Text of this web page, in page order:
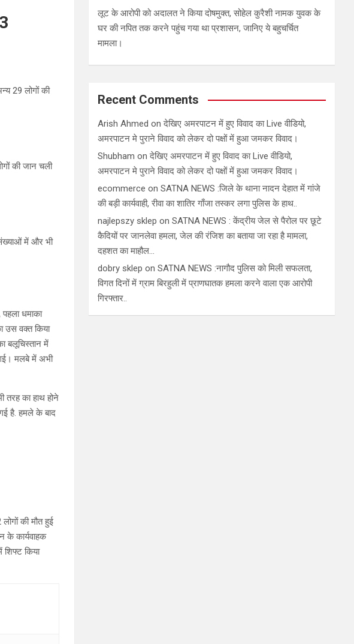
29 लोगों की
की जान चली
संख्याओं में और भी
धमाका
उस वक्त किया
बलूचिस्तान में
मलबे में अभी
तरह का हाथ होने
है. हमले के बाद
की मौत हुई
के कार्यवाहक
शिफ्ट किया
लूट के आरोपी को अदालत ने किया दोषमुक्त, सोहेल कुरैशी नामक युवक के
घर की नपित तक करने पहुंच गया था प्रशासन, जानिए ये बहुचर्चित
मामला।
Recent Comments
Arish Ahmed onदेखिए अमरपाटन में हुए विवाद का Live वीडियो,
अमरपाटन मे पुराने विवाद को लेकर दो पक्षों में हुआ जमकर विवाद।
Shubham onदेखिए अमरपाटन में हुए विवाद का Live वीडियो,
अमरपाटन मे पुराने विवाद को लेकर दो पक्षों में हुआ जमकर विवाद।
ecommerce onSATNA NEWS :जिले के थाना नादन देहात में गांजे
की बड़ी कार्यवाही, रीवा का शातिर गाँजा तस्कर लगा पुलिस के हाथ..
najlepszy sklep onSATNA NEWS : केंद्रीय जेल से पैरोल पर छूटे
कैदियों पर जानलेवा हमला, जेल की रंजिश का बताया जा रहा है मामला,
दहशत का माहौल…
dobry sklep onSATNA NEWS :नागौद पुलिस को मिली सफलता,
विगत दिनों में ग्राम बिरहुली में प्राणघातक हमला करने वाला एक आरोपी
गिरफ्तार..